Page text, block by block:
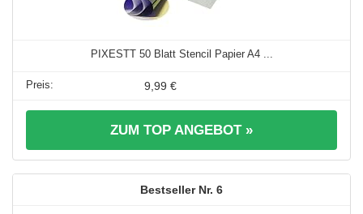
PIXESTT 50 Blatt Stencil Papier A4 ...
9,99 €
ZUM TOP ANGEBOT »
6